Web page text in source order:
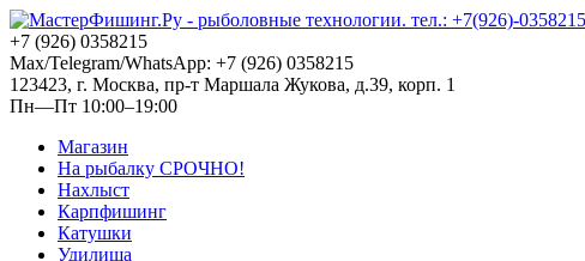
+7 (926) 0358215
Max/Telegram/WhatsApp: +7 (926) 0358215
123423, г. Москва, пр-т Маршала Жукова, д.39, корп. 1
Пн—Пт 10:00–19:00
Магазин
На рыбалку СРОЧНО!
Нахлыст
Карпфишинг
Катушки
Удилища